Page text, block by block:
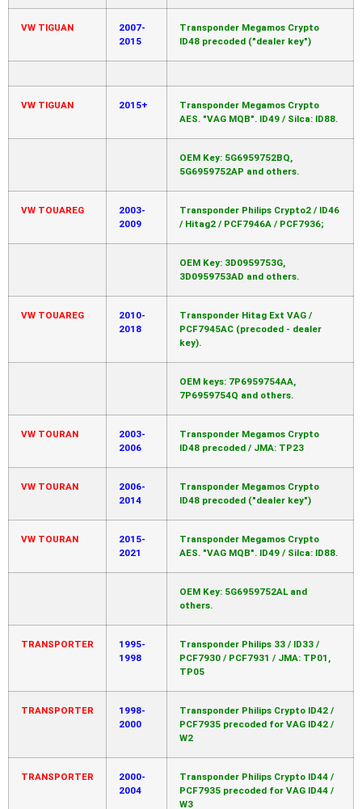
VW TIGUAN
2007-
2015
Transponder Megamos Crypto
ID48 precoded ("dealer key")
VW TIGUAN 2015+
Transponder Megamos Crypto
AES. "VAG MQB". ID49 / Silca: ID88.
OEM Key: 5G6959752BQ,
5G6959752AP and others.
VW TOUAREG
2003-
2009
Transponder Philips Crypto2 / ID46
/ Hitag2 / PCF7946A / PCF7936;
OEM Key: 3D0959753G,
3D0959753AD and others.
VW TOUAREG
2010-
2018
Transponder Hitag Ext VAG /
PCF7945AC (precoded - dealer
key).
OEM keys: 7P6959754AA,
7P6959754Q and others.
VW TOURAN
2003-
2006
Transponder Megamos Crypto
ID48 precoded / JMA: TP23
VW TOURAN
2006-
2014
Transponder Megamos Crypto
ID48 precoded ("dealer key")
VW TOURAN
2015-
2021
Transponder Megamos Crypto
AES. "VAG MQB". ID49 / Silca: ID88.
OEM Key: 5G6959752AL and
others.
TRANSPORTER
1995-
1998
Transponder Philips 33 / ID33 /
PCF7930 / PCF7931 / JMA: TP01,
TP05
TRANSPORTER
1998-
2000
Transponder Philips Crypto ID42 /
PCF7935 precoded for VAG ID42 /
W2
TRANSPORTER
2000-
2004
Transponder Philips Crypto ID44 /
PCF7935 precoded for VAG ID44 /
W3